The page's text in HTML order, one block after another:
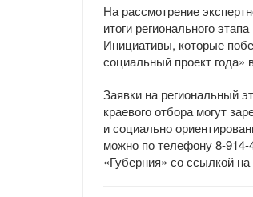
На рассмотрение
итоги регионального
Инициативы, которые
социальный проект года»
Заявки на региональный
краевого отбора могут
и социально
можно по телефону 8-914-
«Губерния» со ссылкой